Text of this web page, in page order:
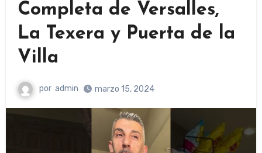
Completa de Versalles,
La Texera y Puerta de la
Villa
por admin marzo 15, 2024